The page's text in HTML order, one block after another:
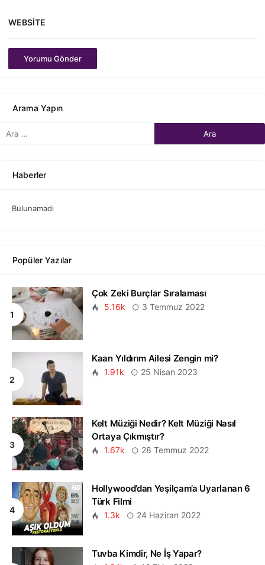
WEBSITE
Yorumu Gönder
Arama Yapın
Haberler
Bulunamadı
Popüler Yazılar
Çok Zeki Burçlar Sıralaması
5.16k 3 Temmuz 2022
Kaan Yıldırım Ailesi Zengin mi?
1.91k 25 Nisan 2023
Kelt Müziği Nedir? Kelt Müziği Nasıl
Ortaya Çıkmıştır?
1.67k 28 Temmuz 2022
Hollywood’dan Yeşilçam’a Uyarlanan 6
Türk Filmi
1.3k 24 Haziran 2022
Tuvba Kimdir, Ne İş Yapar?